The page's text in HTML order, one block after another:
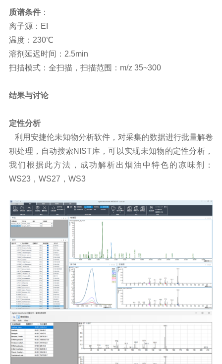
质谱条件：
离子源：EI
温度：230℃
溶剂延迟时间：2.5min
扫描模式：全扫描，扫描范围：m/z 35~300
结果与讨论
定性分析
利用安捷伦未知物分析软件，对采集的数据进行批量解卷
积处理，自动搜索NIST库，可以实现未知物的定性分析，
我们根据此方法，成功解析出烟油中特色的凉味剂：
WS23，WS27，WS3